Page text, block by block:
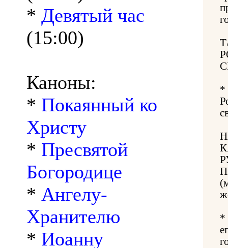
* Девятый час
(15:00)
Каноны:
* Покаянный ко
Христу
* Пресвятой
Богородице
* Ангелу-
Хранителю
* Иоанну
*
*